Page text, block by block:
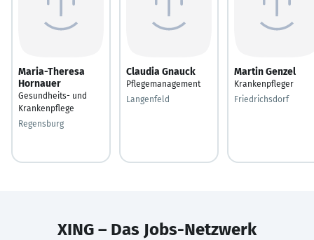
Maria-Theresa
Hornauer
Gesundheits- und
Krankenpflege
Regensburg
Claudia Gnauck
Pflegemanagement
Langenfeld
Martin Genzel
Krankenpfleger
Friedrichsdorf
XING – Das Jobs-Netzwerk